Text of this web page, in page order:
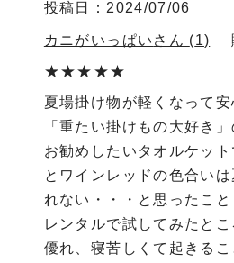
カニがいっぱい 1
投稿日 2024/07/06
夏場掛け物が軽くなって
「重たい掛けもの大好き
お勧めしたいタオルケッ
とワインレッドの色合い
れない・・・と思ったこと
レンタルで試してみたと
優れ、寝苦しくて起きる